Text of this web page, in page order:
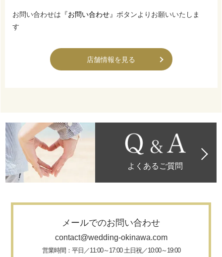
お問い合わせは 『お問い合わせ』 ボタンよりお願いいたしま
す
店舗情報を見る
よくあるご質問
メールでのお問い合わせ
contact@wedding-okinawa.com
営業時間：平日／11:00～17:00 土日祝／10:00～19:00